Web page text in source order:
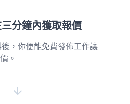
分鐘內獲取報價
，你便能免費發佈工作讓
。